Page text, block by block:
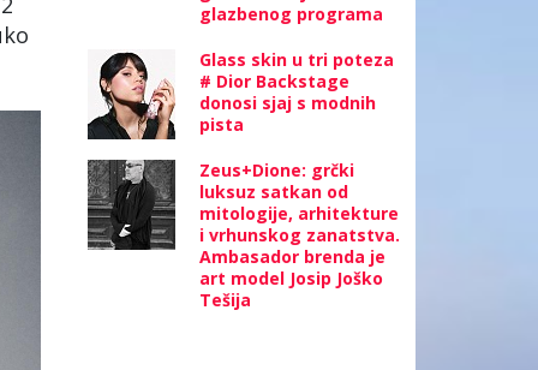
glazbenog programa
Glass skin u tri poteza
# Dior Backstage
donosi sjaj s modnih
pista
Zeus+Dione: grčki
luksuz satkan od
mitologije, arhitekture
i vrhunskog zanatstva.
Ambasador brenda je
art model Josip Joško
Tešija